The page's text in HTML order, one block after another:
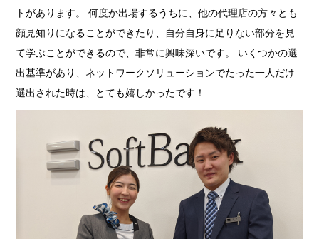
トがあります。 何度か出場するうちに、他の代理店の方々とも
顔見知りになることができたり、自分自身に足りない部分を見
て学ぶことができるので、非常に興味深いです。 いくつかの選
出基準があり、ネットワークソリューションでたった一人だけ
選出された時は、とても嬉しかったです！